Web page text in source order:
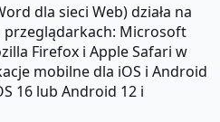
dla sieci Web) działa na
Microsoft
Firefox i Apple Safari w
mobilne dla iOS i Android
16 lub Android 12 i